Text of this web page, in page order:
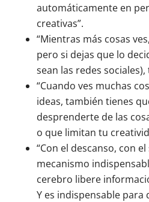
automáticamente en
creativas”.
“Mientras más cosas
pero si dejas que lo
sean las redes sociales),
“Cuando ves muchas
ideas, también tienes
desprenderte de las
o que limitan tu
“Con el descanso, con
mecanismo
cerebro libere
Y es indispensable para